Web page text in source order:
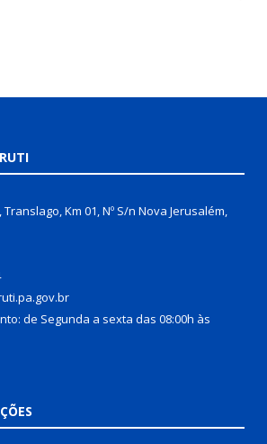
Km 01, Nº S/n Nova Jerusalém,
de Segunda a sexta das 08:00h às